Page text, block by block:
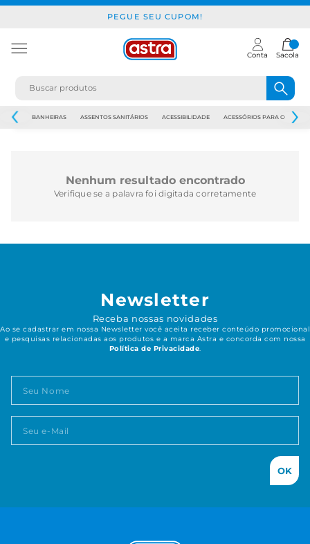
PEGUE SEU CUPOM!
Conta Sacola
JAPI BANHEIRAS ASSENTOS SANITÁRIOS ACESSIBILIDADE ACESSÓRIOS PARA
Nenhum resultado encontrado
Verifique se a palavra foi digitada corretamente
Newsletter
Receba nossas novidades
Ao se cadastrar em nossa Newsletter você aceita receber conteúdo promocional
e pesquisas relacionadas aos produtos e a marca Astra e concorda com nossa
Política de Privacidade.
OK